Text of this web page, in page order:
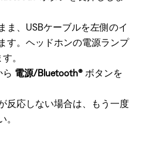
ま、USBケーブルを左側のイ
す。ヘッドホンの電源ランプ
。
ら 電源/Bluetooth® ボタンを
反応しない場合は、もう一度
。